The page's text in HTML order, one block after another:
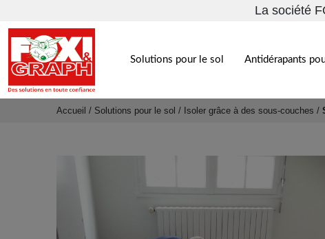
La société
Solutions pour le sol Antidérapants
Accueil / Solutions pour le sol / Isoler grâce à des sous-couches /